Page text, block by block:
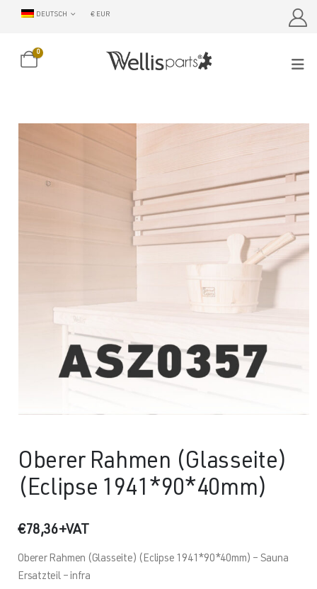
DEUTSCH € EUR
0
Oberer Rahmen (Glasseite)
(Eclipse 1941*90*40mm)
€78,36+VAT
Oberer Rahmen (Glasseite) (Eclipse 1941*90*40mm) – Sauna
Ersatzteil – infra